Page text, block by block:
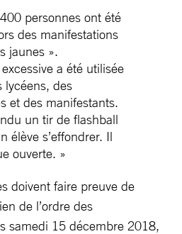
personnes ont été
des manifestations
jaunes ».
a été utilisée
lycéens, des
et des manifestants.
un tir de flashball
élève s’effondrer. Il
ouverte. »
doivent faire preuve de
de l’ordre des
samedi 15 décembre 2018,